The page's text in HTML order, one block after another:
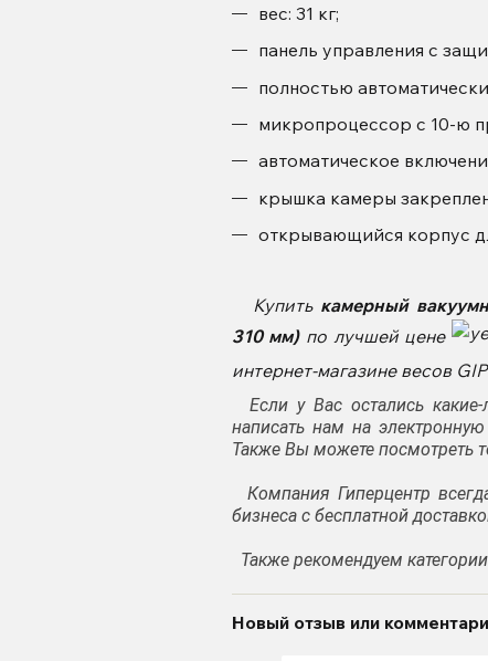
вес: 31 кг;
панель управления с
полностью
микропроцессор с 10-ю
автоматическое
крышка камеры
открывающийся корпус
Купить камерный
310 мм) по лучшей цене
интернет-магазине весов
Если у Вас остались
написать нам на
Также Вы можете посмотреть
Компания Гиперцентр
бизнеса с бесплатной
Также рекомендуем категории
Новый отзыв или